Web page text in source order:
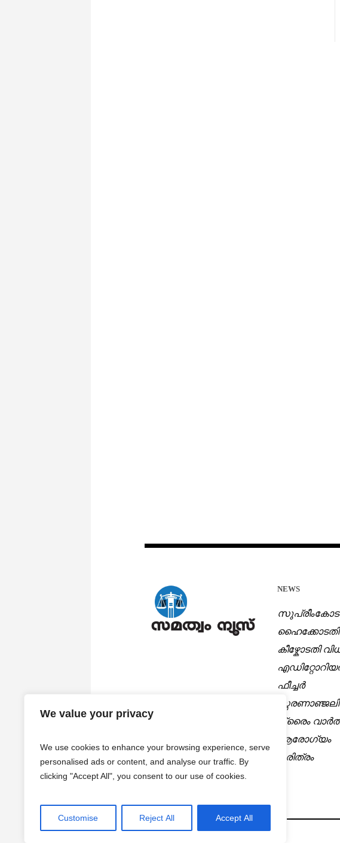
We value your privacy
We use cookies to enhance your browsing experience, serve
personalised ads or content, and analyse our traffic. By
clicking "Accept All", you consent to our use of cookies.
Customise Reject All Accept All
NEWS
ഹൈക്കോടതി
കീഴ്കോടതി
ഫീച്ചർ
സ്മരണാഞ്ജലി
ക്രൈം
ആരോഗ്യം
ചരിത്രം